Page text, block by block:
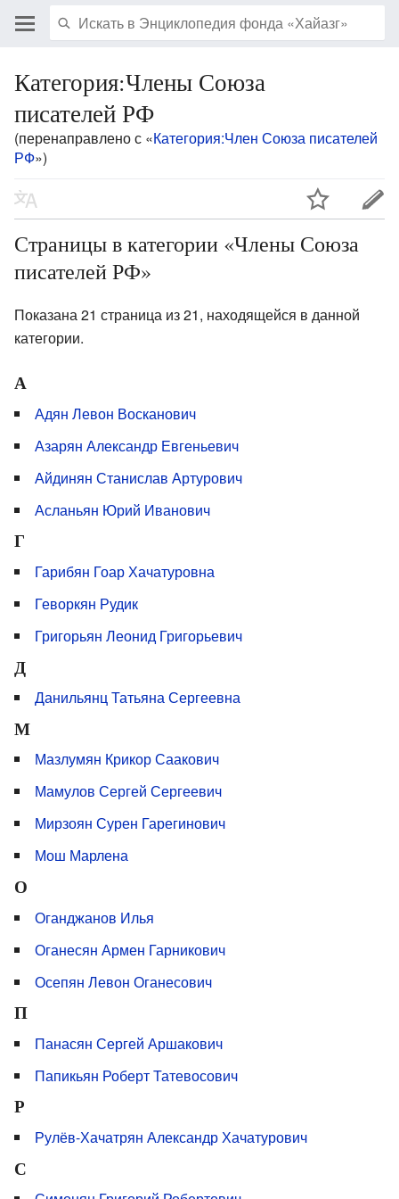
Категория:Члены Союза
писателей РФ
(перенаправлено с «Категория:Член Союза писателей
РФ»)
Страницы в категории «Члены Союза
писателей РФ»
Показана 21 страница из 21, находящейся в данной
категории.
А
Адян Левон Восканович
Азарян Александр Евгеньевич
Айдинян Станислав Артурович
Асланьян Юрий Иванович
Г
Гарибян Гоар Хачатуровна
Геворкян Рудик
Григорьян Леонид Григорьевич
Д
Данильянц Татьяна Сергеевна
М
Мазлумян Крикор Саакович
Мамулов Сергей Сергеевич
Мирзоян Сурен Гарегинович
Мош Марлена
О
Оганджанов Илья
Оганесян Армен Гарникович
Осепян Левон Оганесович
П
Панасян Сергей Аршакович
Папикьян Роберт Татевосович
Р
Рулёв-Хачатрян Александр Хачатурович
С